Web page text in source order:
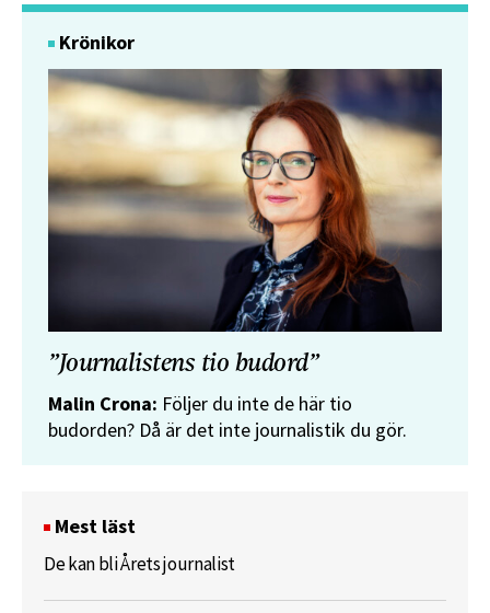
Krönikor
”Journalistens tio budord”
Malin Crona: Följer du inte de här tio
budorden? Då är det inte journalistik du gör.
Mest läst
De kan bli Årets journalist